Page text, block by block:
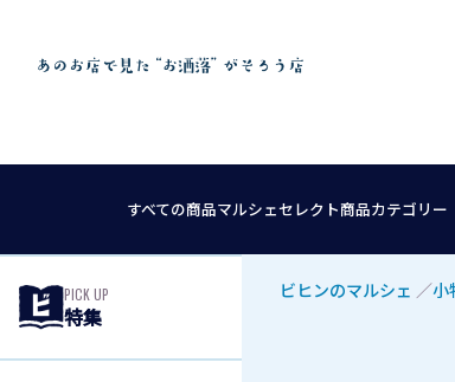
すべての商品マルシェセレクト商品カテゴリー
PICK UP
特集
ビヒンのマルシェ ／小